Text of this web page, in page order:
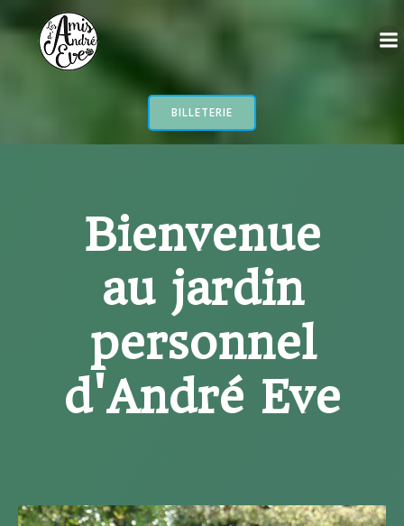
BILLETERIE
Bienvenue
au jardin
personnel
d'André Eve